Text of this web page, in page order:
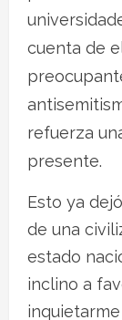
cuenta de
refuerza
presente.
Esto ya
de una
estado
inclino a